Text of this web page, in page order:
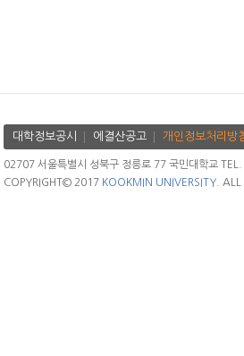
대학정보공시 에결산공고 개인정보처리방
02707 서울특별시 성북구 정릉로 77 국민대학교
COPYRIGHT© 2017 KOOKMIN UNIVERSITY. ALL